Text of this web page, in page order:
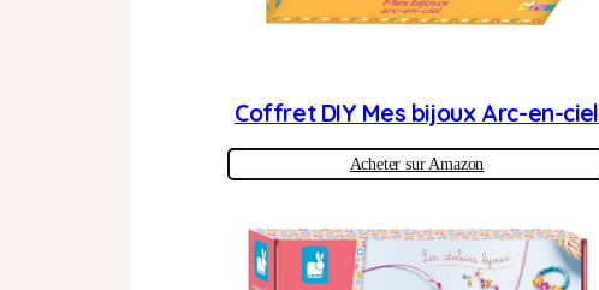
Coffret DIY Mes bijoux Arc-en-ciel
Acheter sur Amazon